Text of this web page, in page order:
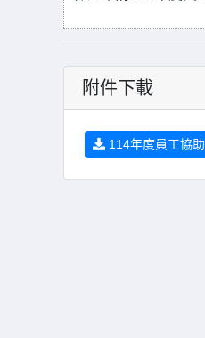
附件下載
114年度員工協